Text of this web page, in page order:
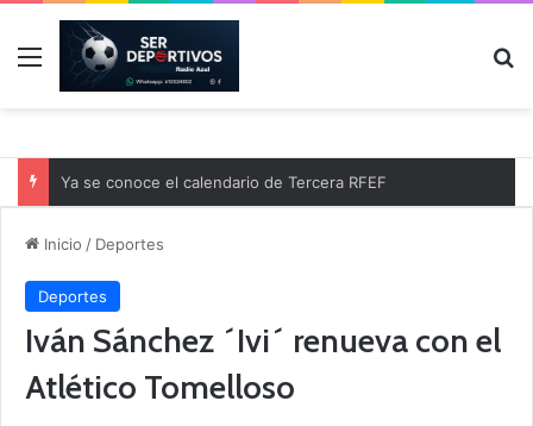
Menú
Ya se conoce el calendario de Tercera RFEF
Inicio / Deportes
Deportes
Iván Sánchez ´Ivi´ renueva con el
Atlético Tomelloso